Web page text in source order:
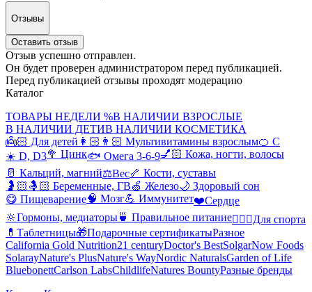
Отзывы
Оставить отзыв
Отзыв успешно отправлен.
Он будет проверен администратором перед публикацией.
Перед публикацией отзывы проходят модерацию
Каталог
ТОВАРЫ НЕДЕЛИ %В НАЛИЧИИ ВЗРОСЛЫЕ
В НАЛИЧИИ ДЕТИВ НАЛИЧИИ КОСМЕТИКА
👼🏻 Для детей 👩🏻👨🏻 Мультивитамины взрослым🍊 С
☀️ D, D3🥦 Цинк🐟 Омега 3-6-9💅🏻 Кожа, ногти, волосы
🥛 Кальций, магний⚖️Вес🦴 Кости, суставы
🤰🏻🤱🏻 Беременные, ГВ🍏 Железо🌙 Здоровый сон
😋 Пищеварение🧠 Мозг💪 Иммунитет❤️Сердце
🔆Гормоны, медиаторы🍵 Правильное питание🤸🏻‍♀️Для спорта
💊Таблетницы🎁Подарочные сертификатыРазное
California Gold Nutrition21 centuryDoctor's BestSolgarNow Foods
SolarayNature's PlusNature's WayNordic NaturalsGarden of Life
BluebonettCarlson LabsChildlifeNatures BountyРазные бренды